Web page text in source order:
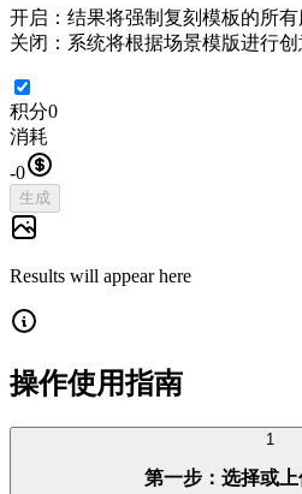
开启：结果将强制复刻模板的所有
关闭：系统将根据场景模版进行创
积分0
消耗
-0
生成
Results will appear here
操作使用指南
1
第一步：选择或